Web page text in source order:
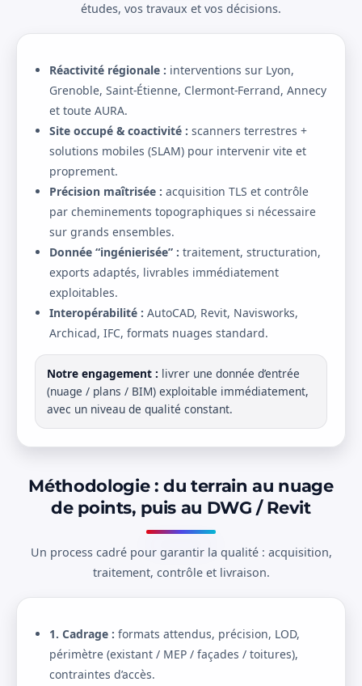
études, vos travaux et vos décisions.
Réactivité régionale : interventions sur Lyon,
Grenoble, Saint-Étienne, Clermont-Ferrand, Annecy
et toute AURA.
Site occupé & coactivité : scanners terrestres +
solutions mobiles (SLAM) pour intervenir vite et
proprement.
Précision maîtrisée : acquisition TLS et contrôle
par cheminements topographiques si nécessaire
sur grands ensembles.
Donnée “ingénierisée” : traitement, structuration,
exports adaptés, livrables immédiatement
exploitables.
Interopérabilité : AutoCAD, Revit, Navisworks,
Archicad, IFC, formats nuages standard.
Notre engagement : livrer une donnée d’entrée
(nuage / plans / BIM) exploitable immédiatement,
avec un niveau de qualité constant.
Méthodologie : du terrain au nuage
de points, puis au DWG / Revit
Un process cadré pour garantir la qualité : acquisition,
traitement, contrôle et livraison.
1. Cadrage : formats attendus, précision, LOD,
périmètre (existant / MEP / façades / toitures),
contraintes d’accès.